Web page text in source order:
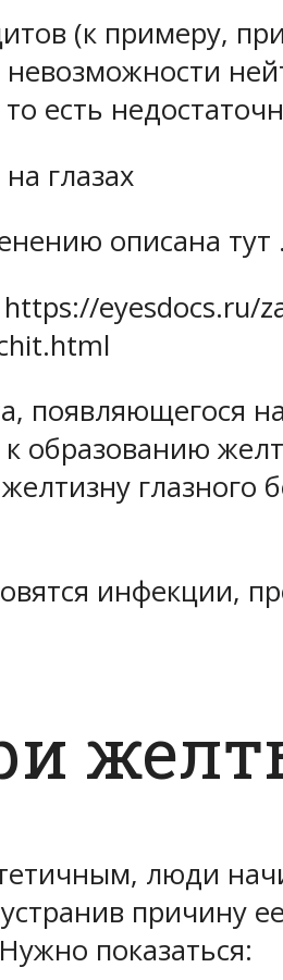
(к примеру,
есть
глазах
описана тут .
eyesdocs.ru/
появляющегося
образованию
глазного
инфекции,
люди
причину
показаться: